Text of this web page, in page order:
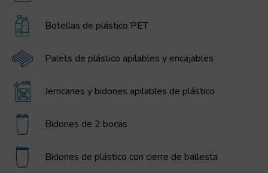
Botellas de plástico PET
Palets de plástico apilables y encajables
Jerricanes y bidones apilables de plástico
Bidones de 2 bocas
Bidones de plástico con cierre de ballesta